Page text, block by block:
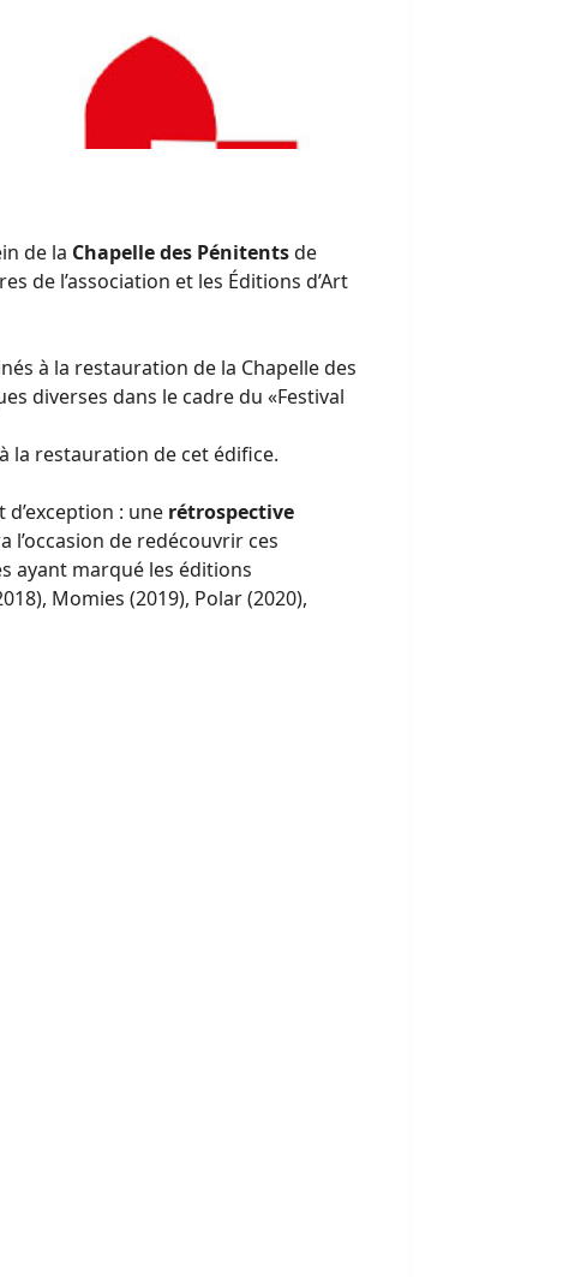
de la Chapelle des Pénitentsde
de l’association et les Éditions d’Art
à la restauration de la Chapelle des
diverses dans le cadre du «Festival
la restauration de cet édifice.
: une rétrospective
l’occasion de redécouvrir ces
ayant marqué les éditions
Momies (2019), Polar (2020),